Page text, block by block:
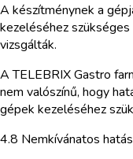
A készítménynek a
kezeléséhez
vizsgálták.
A TELEBRIX Gastro
nem valószínű, hogy
gépek kezeléséhez
4.8 Nemkívánatos